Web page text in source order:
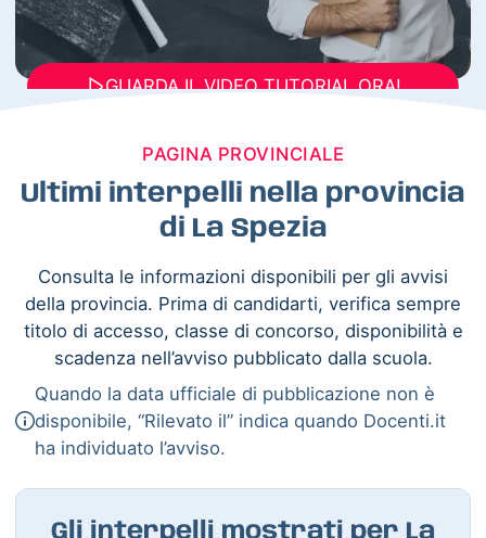
GUARDA IL VIDEO TUTORIAL ORA!
PAGINA PROVINCIALE
Ultimi interpelli nella provincia
di La Spezia
Consulta le informazioni disponibili per gli avvisi
della provincia. Prima di candidarti, verifica sempre
titolo di accesso, classe di concorso, disponibilità e
scadenza nell’avviso pubblicato dalla scuola.
Quando la data ufficiale di pubblicazione non è
disponibile, “Rilevato il” indica quando Docenti.it
ha individuato l’avviso.
Gli interpelli mostrati per La